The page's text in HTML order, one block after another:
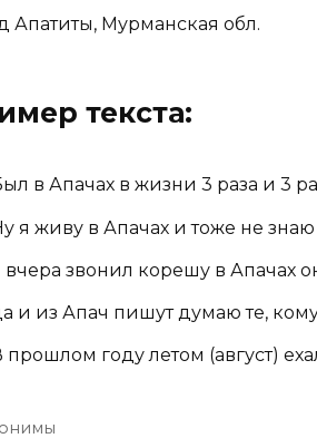
Апатиты, Мурманская обл.
текста:
в Апачах в жизни 3 раза и 3
я живу в Апачах и тоже не
вчера звонил корешу в Апачах
и из Апач пишут думаю те,
прошлом году летом (август)